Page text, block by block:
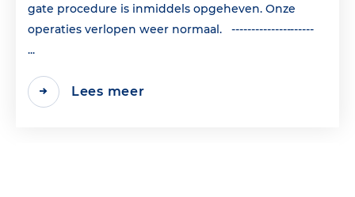
gate procedure is inmiddels opgeheven. Onze
operaties verlopen weer normaal. ---------------------
...
Lees meer